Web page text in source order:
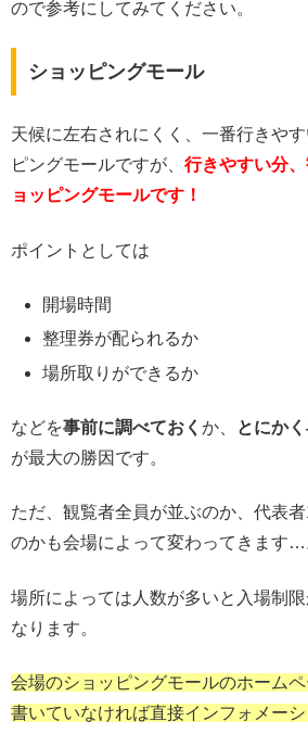
ので参考にしてみてください。
ショッピングモール
天候に左右されにくく、一番行きや
ピングモールですが、 行きやすい分
ョッピングモールです！
ポイントとしては
開場時間
整理券が配られるか
場所取りができるか
などを事前に調べておく か、 とにか
が最大の勝因です。
ただ、観覧者全員が並ぶのか、代表
のかも会場によって変わってきます…
場所によっては人数が多いと入場制
なります。
会場のショッピングモールのホームペ
書いていなければ直接インフォメー